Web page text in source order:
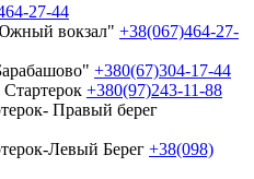
27-44
вокзал" +38(067)464-27-
+380(67)304-17-44
Стартерок +380(97)243-11-88
Правый берег
Левый Берег +38(098)